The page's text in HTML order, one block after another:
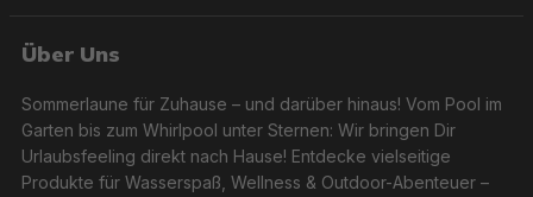
Über Uns
Sommerlaune für Zuhause – und darüber hinaus! Vom Pool im
Garten bis zum Whirlpool unter Sternen: Wir bringen Dir
Urlaubsfeeling direkt nach Hause! Entdecke vielseitige
Produkte für Wasserspaß, Wellness & Outdoor-Abenteuer –